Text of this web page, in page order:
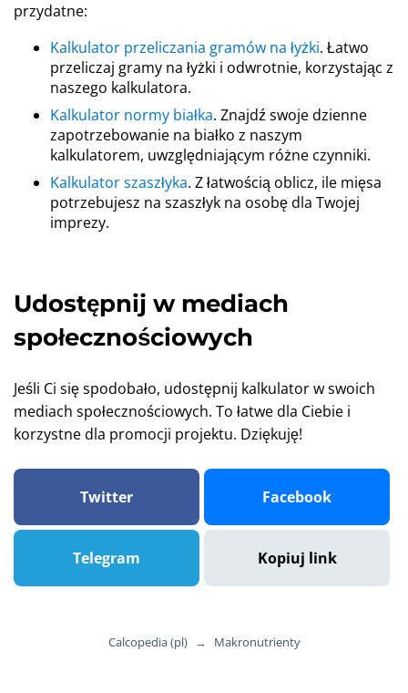
przydatne:
Kalkulator przeliczania gramów na łyżki. Łatwo
przeliczaj gramy na łyżki i odwrotnie, korzystając z
naszego kalkulatora.
Kalkulator normy białka. Znajdź swoje dzienne
zapotrzebowanie na białko z naszym
kalkulatorem, uwzględniającym różne czynniki.
Kalkulator szaszłyka. Z łatwością oblicz, ile mięsa
potrzebujesz na szaszłyk na osobę dla Twojej
imprezy.
Udostępnij w mediach
społecznościowych
Jeśli Ci się spodobało, udostępnij kalkulator w swoich
mediach społecznościowych. To łatwe dla Ciebie i
korzystne dla promocji projektu. Dziękuję!
Twitter Facebook
Telegram Kopiuj link
Calcopedia (pl) → Makronutrienty